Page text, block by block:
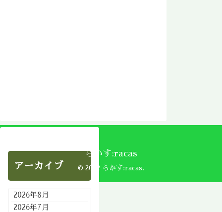
アーカイブ
2026年8月
2026年7月
らかす:racas
© 2002 らかす:racas.